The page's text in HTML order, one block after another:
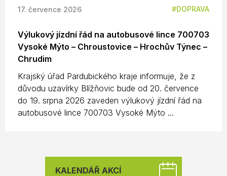
17. července 2026 DOPRAVA
Výlukový jízdní řád na autobusové lince 700703
Vysoké Mýto – Chroustovice – Hrochův Týnec –
Chrudim
Krajský úřad Pardubického kraje informuje, že z
důvodu uzavírky Blížňovic bude od 20. července
do 19. srpna 2026 zaveden výlukový jízdní řád na
autobusové lince 700703 Vysoké Mýto ...
KALENDÁŘ AKCÍ